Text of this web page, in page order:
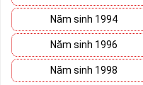
Năm sinh 1994
Năm sinh 1996
Năm sinh 1998